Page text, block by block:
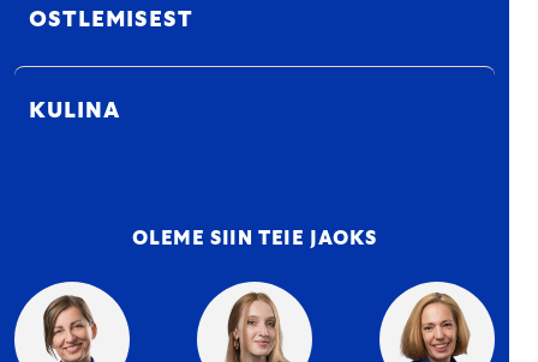
OSTLEMISEST
KULINA
OLEME SIIN TEIE JAOKS